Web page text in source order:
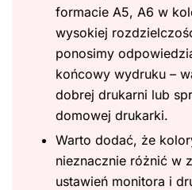
formacie A5, A6 w
wysokiej
ponosimy
końcowy wydruku –
dobrej drukarni lub
domowej drukarki.
Warto dodać, że
nieznacznie różnić w
ustawień monitora i